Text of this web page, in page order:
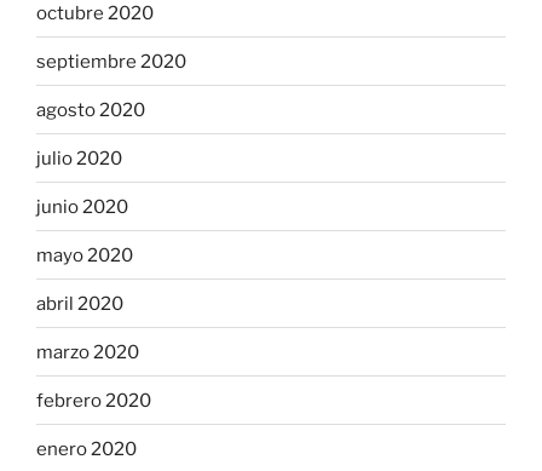
octubre 2020
septiembre 2020
agosto 2020
julio 2020
junio 2020
mayo 2020
abril 2020
marzo 2020
febrero 2020
enero 2020